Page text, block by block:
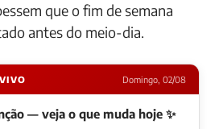
que o fim de semana
antes do meio-dia.
Domingo, 02/08
— veja o que muda hoje ✨